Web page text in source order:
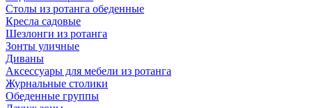
Столы из ротанга обеденные
Кресла садовые
Шезлонги из ротанга
Зонты уличные
Диваны
Аксессуары для мебели из ротанга
Журнальные столики
Обеденные группы